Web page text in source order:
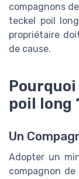
compagnons
teckel poil
propriétaire
de cause.
poil long
Un
Adopter un
compagnon